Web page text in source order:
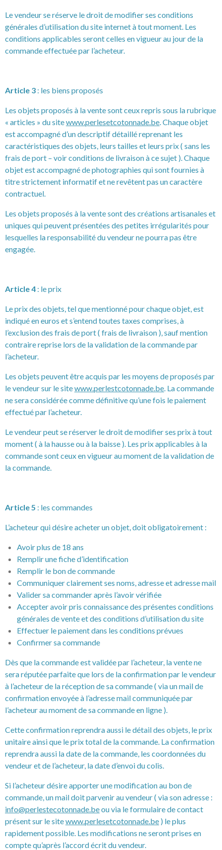
Le vendeur se réserve le droit de modifier ses conditions
générales d’utilisation du site internet à tout moment. Les
conditions applicables seront celles en vigueur au jour de la
commande effectuée par l’acheteur.
Article 3 : les biens proposés
Les objets proposés à la vente sont ceux repris sous la rubrique
« articles » du sitewww.perlesetcotonnade.be. Chaque objet
est accompagné d’un descriptif détaillé reprenant les
caractéristiques des objets, leurs tailles et leurs prix ( sans les
frais de port – voir conditions de livraison à ce sujet ). Chaque
objet est accompagné de photographies qui sont fournies à
titre strictement informatif et ne revêtent pas un caractère
contractuel.
Les objets proposés à la vente sont des créations artisanales et
uniques qui peuvent présentées des petites irrégularités pour
lesquelles la responsabilité du vendeur ne pourra pas être
engagée.
Article 4 : le prix
Le prix des objets, tel que mentionné pour chaque objet, est
indiqué en euros et s’entend toutes taxes comprises, à
l’exclusion des frais de port ( frais de livraison ), sauf mention
contraire reprise lors de la validation de la commande par
l’acheteur.
Les objets peuvent être acquis par les moyens de proposés par
le vendeur sur le sitewww.perlestcotonnade.be. La commande
ne sera considérée comme définitive qu’une fois le paiement
effectué par l’acheteur.
Le vendeur peut se réserver le droit de modifier ses prix à tout
moment ( à la hausse ou à la baisse ). Les prix applicables à la
commande sont ceux en vigueur au moment de la validation de
la commande.
Article 5 : les commandes
L’acheteur qui désire acheter un objet, doit obligatoirement :
Avoir plus de 18 ans
Remplir une fiche d’identification
Remplir le bon de commande
Communiquer clairement ses noms, adresse et adresse mail
Valider sa commander après l’avoir vérifiée
Accepter avoir pris connaissance des présentes conditions
générales de vente et des conditions d’utilisation du site
Effectuer le paiement dans les conditions prévues
Confirmer sa commande
Dès que la commande est validée par l’acheteur, la vente ne
sera réputée parfaite que lors de la confirmation par le vendeur
à l’acheteur de la réception de sa commande ( via un mail de
confirmation envoyée à l’adresse mail communiquée par
l’acheteur au moment de sa commande en ligne ).
Cette confirmation reprendra aussi le détail des objets, le prix
unitaire ainsi que le prix total de la commande. La confirmation
reprendra aussi la date de la commande, les coordonnées du
vendeur et de l’acheteur, la date d’envoi du colis.
Si l’acheteur désire apporter une modification au bon de
commande, un mail doit parvenir au vendeur ( via son adresse :
info@perlestecotonnade.beou via le formulaire de contact
présent sur le sitewww.perlesetcotonnade.be ) le plus
rapidement possible. Les modifications ne seront prises en
compte qu’après l’accord écrit du vendeur.